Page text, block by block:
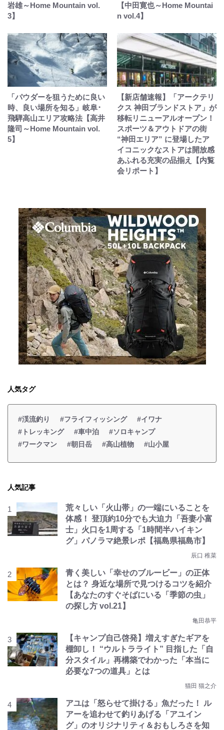
岩雄～Home Mountain vol.
3】
【中田寛也～Home Mountai
n vol.4】
「パウダーを狙うために良い
時、良い場所を知る」岐阜･
飛騨高山エリア攻略法【高井
隆司～Home Mountain vol.
5】
【新店舗速報】「アークテリ
クス 神田ブランドストア」が
移転リニューアルオープン！
スポーツ＆アウトドアの街
“神田エリア” に登場したア
イコニックなストアは開放感
あふれる充実の品揃え【内覧
会リポート】
人気タグ
#渓流釣り #フライフィッシング
#イワナ
#トレッキング
#車中泊
#ソロキャンプ
#ワークマン
#朝日岳 #高山植物 #山小屋
人気記事
荒々しい「火山帯」の一端にいることを
体感！ 登頂約10分でも大迫力「吾妻小富
士」火口を1周する「1時間半ハイキン
グ」パノラマ絶景レポ【福島県福島市】
辰口 稚菜
青く美しい「幸せのブルービー」の正体
とは？ 身近な場所で見つけるコツを紹介
【あなたのすぐそばにいる「季節の虫」
の探し方 vol.21】
亀田恭平
【キャンプ自己啓発】増えすぎたギアを
棚卸し！ “ウルトラライト” 目指した「自
分スタイル」再構築でわかった「本当に
必要な7つの道具」とは
猫田 猫之介
アユは「怒らせて掛ける」魚だった！ ル
アーを追わせて釣りあげる「アユイン
グ」のオリジナリティ＆おもしろさを知